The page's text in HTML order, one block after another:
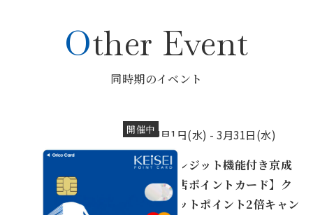
Other Event
同時期のイベント
開催中4月1日(水) -3月31日(水)
【クレジット機能付き京成
百貨店ポイントカード】ク
レジットポイント2倍キャン